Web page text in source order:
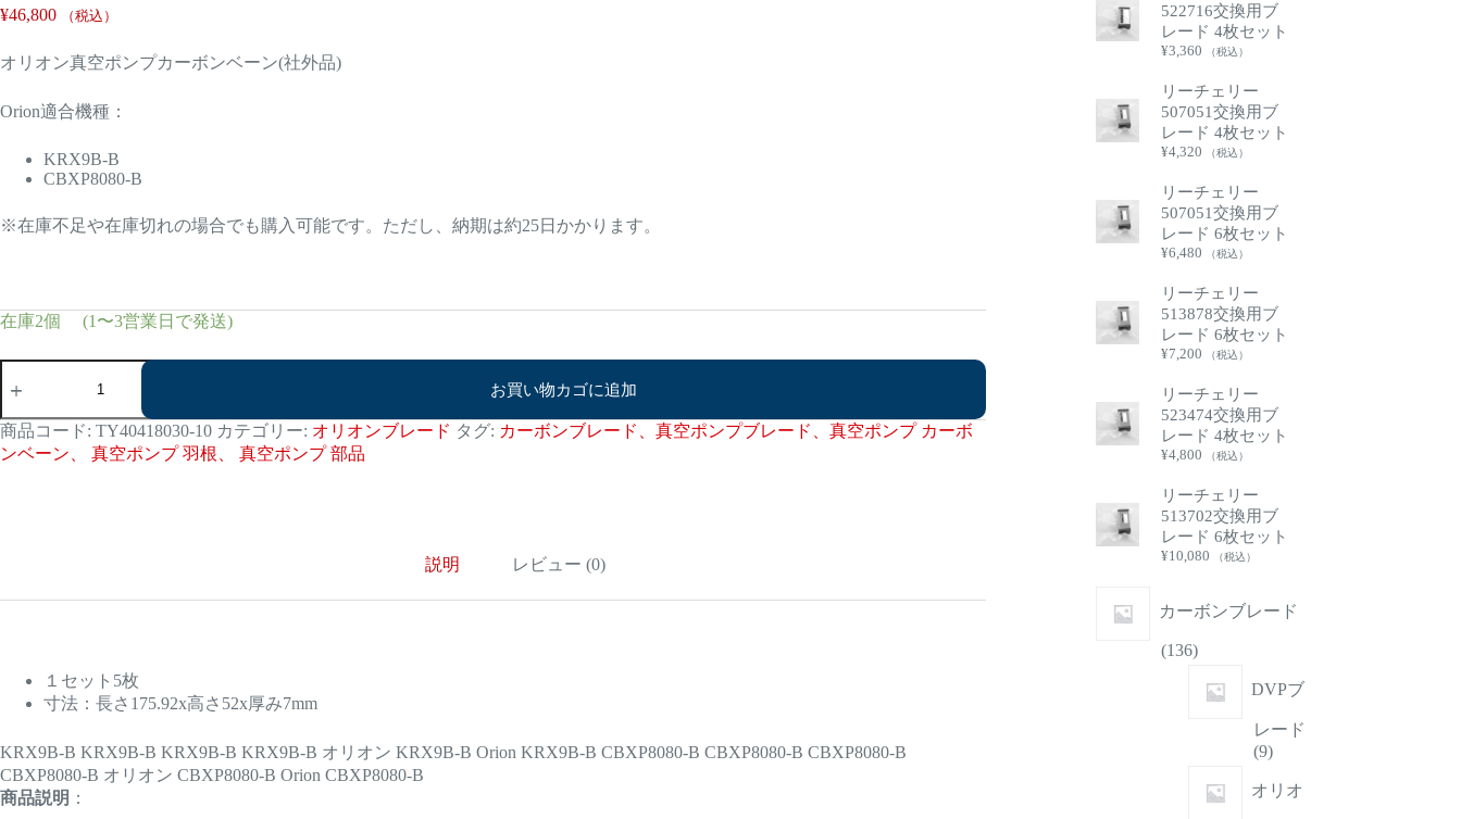
¥46,800 （税込）
オリオン真空ポンプカーボンベーン(社外品)
Orion適合機種：
KRX9B-B
CBXP8080-B
※在庫不足や在庫切れの場合でも購入可能です。ただし、納期は約25日かかります。
在庫2個 (1〜3営業日で発送)
リ
ン
04041803010
お買い物カゴに追加
商品コード: TY40418030-10 カテゴリー: オリオンブレード タグ: カーボンブレード、真空ポンプブレード、真空ポンプ カーボ
ンベーン、 真空ポンプ 羽根、 真空ポンプ 部品
説明 レビュー (0)
１セット5枚
寸法：長さ175.92x高さ52x厚み7mm
KRX9B-B KRX9B-B KRX9B-B KRX9B-B オリオン KRX9B-B Orion KRX9B-B CBXP8080-B CBXP8080-B CBXP8080-B
CBXP8080-B オリオン CBXP8080-B Orion CBXP8080-B
商品説明 ：
522716交換用ブ
レード 4枚セット
¥3,360 （税込）
リーチェリー
507051交換用ブ
レード 4枚セット
¥4,320 （税込）
リーチェリー
507051交換用ブ
レード 6枚セット
¥6,480 （税込）
リーチェリー
513878交換用ブ
レード 6枚セット
¥7,200 （税込）
リーチェリー
523474交換用ブ
レード 4枚セット
¥4,800 （税込）
リーチェリー
513702交換用ブ
レード 6枚セット
¥10,080 （税込）
カーボンブレード
136136
の
DVPブ
レード
99
の
オリオ